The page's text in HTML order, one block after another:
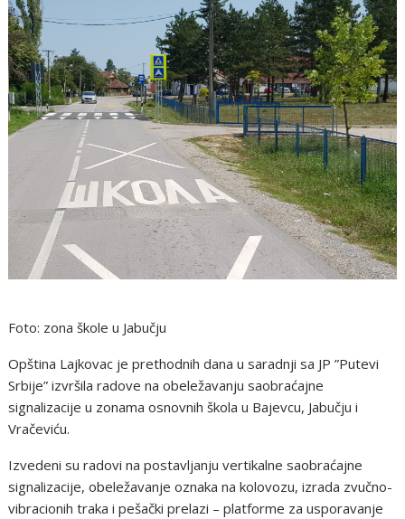
Foto: zona škole u Jabučju
Opština Lajkovac je prethodnih dana u saradnji sa JP ”Putevi
Srbije” izvršila radove na obeležavanju saobraćajne
signalizacije u zonama osnovnih škola u Bajevcu, Jabučju i
Vračeviću.
Izvedeni su radovi na postavljanju vertikalne saobraćajne
signalizacije, obeležavanje oznaka na kolovozu, izrada zvučno-
vibracionih traka i pešački prelazi – platforme za usporavanje